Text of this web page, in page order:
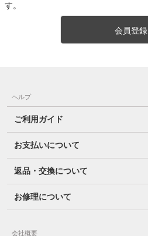
す。
会員登録
ヘルプ
ご利用ガイド
お支払いについて
返品・交換について
お修理について
会社概要